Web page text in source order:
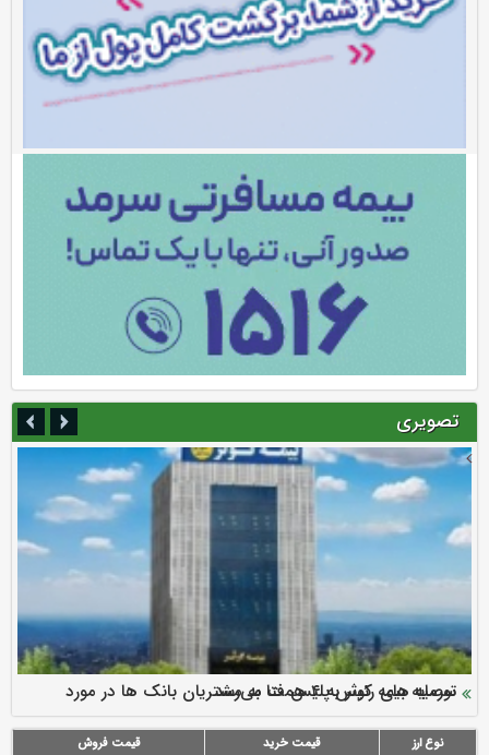
تصویری
ارزش سهام عدالت بالا رفت
سرمایه بیمه کوثر به ۴ همت می‌رسد
نود ثانیه با فولاد سنگان
تقدیر دبیرکل سندیکای بیمه گران ایران از اقدامات مدیرعامل بیمه
رازی
توصیه های رئیس پلیس فتا به مشتریان بانک ها در مورد
پیشگیری از سرقت های مجازی
نوع ارز قیمت خرید
قیمت فروش